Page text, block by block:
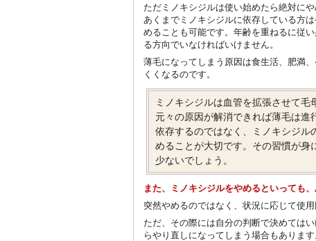
ただミノキシジルは使い始めたら絶対に
あくまでミノキシジルに依存している方
めることも可能です。年齢を重ねるに従
る方向でいなければいけません。
薄毛になってしまう原因は食生活、肥満
くくなるのです。
ミノキシジルは血管を拡張させて毛
元々の原因が解消できれば薄毛は進
依存するのではなく、ミノキシジル
めることが大切です。その習慣が身
少ないでしょう。
また、ミノキシジルをやめるといっても
突然やめるのではなく、状況に応じて使
ただ、その際には自分の判断で決めては
らやり直しになってしまう場合もありま